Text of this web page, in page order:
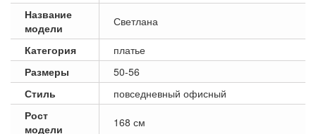
Название
модели
Светлана
Категория
платье
Размеры
50-56
Стиль
повседневный офисный
Рост
модели
168 см